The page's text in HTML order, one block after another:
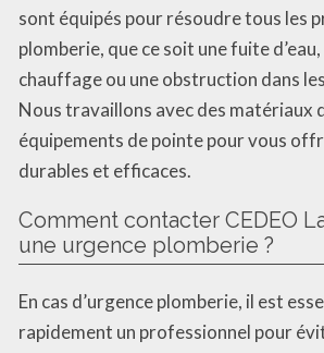
sont équipés pour résoudre tous les
plomberie, que ce soit une fuite
chauffage ou une obstruction dans
Nous travaillons avec des matériaux
équipements de pointe pour vous
durables et efficaces.
Comment contacter CEDEO
une urgence plomberie ?
En cas d’urgence plomberie, il est
rapidement un professionnel pour